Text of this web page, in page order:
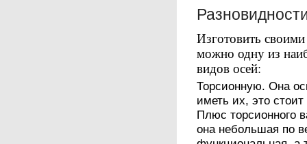
Изготовить
можно одну из
видов осей:
Торсионную. Она
иметь их, это
Плюс торсионного
она небольшая по